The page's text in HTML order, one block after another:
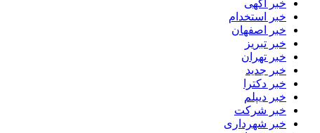
خبر آگهی
خبر استخدام
خبر اصفهان
خبر تبریز
خبر تهران
خبر جدید
خبر دکترا
خبر دیپلم
خبر شرکت
خبر شهرداری